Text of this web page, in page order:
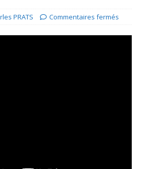
PRATS Commentaires fermés